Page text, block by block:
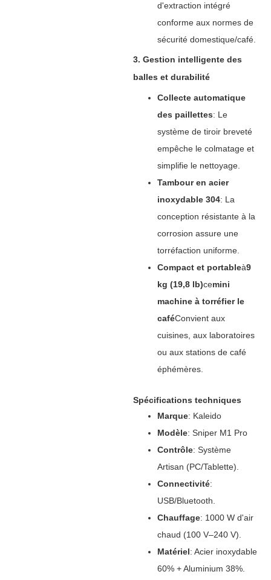
d'extraction intégré
conforme aux normes de
sécurité domestique/café.
3. Gestion intelligente des
balles et durabilité
Collecte automatique
des paillettes‌: Le
système de tiroir breveté
empêche le colmatage et
simplifie le nettoyage.
Tambour en acier
inoxydable 304‌: La
conception résistante à la
corrosion assure une
torréfaction uniforme.
Compact et portableà9
kg (19,8 lb)cemini
machine à torréfier le
caféConvient aux
cuisines, aux laboratoires
ou aux stations de café
éphémères.
Spécifications techniques
Marque‌: Kaleido
Modèle‌: Sniper M1 Pro
Contrôle‌: Système
Artisan (PC/Tablette).
Connectivité‌:
USB/Bluetooth.
Chauffage‌: 1000 W d'air
chaud (100 V–240 V).
Matériel‌: Acier inoxydable
60% + Aluminium 38%.